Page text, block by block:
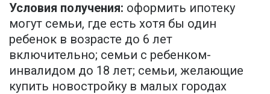
Условия получения: оформить ипотеку
могут семьи, где есть хотя бы один
ребенок в возрасте до 6 лет
включительно; семьи с ребенком-
инвалидом до 18 лет; семьи, желающие
купить новостройку в малых городах